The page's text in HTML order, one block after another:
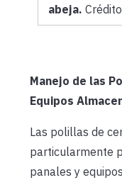
abeja.
Manejo de las
Equipos
Las polillas de
particularmente
panales y